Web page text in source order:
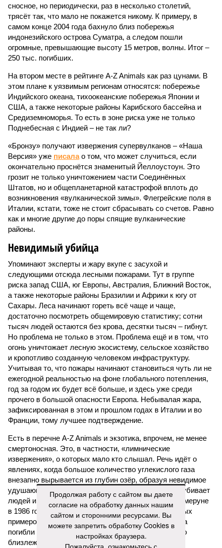
сносное, но периодически, раз в несколько столетий,
трясёт так, что мало не покажется никому. К примеру, в
самом конце 2004 года бахнуло близ побережья
индонезийского острова Суматра, а следом пошли
огромные, превышающие высоту 15 метров, волны. Итог –
250 тыс. погибших.
На втором месте в рейтинге A-Z Animals как раз цунами. В
этом плане к уязвимым регионам относятся: побережье
Индийского океана, тихо­океанские побережья Японии и
США, а также некоторые районы Карибского бассейна и
Средиземноморья. То есть в зоне риска уже не только
Поднебесная с Индией – не так ли?
«Бронзу» получают извержения супервулканов – «Наша
Версия» уже писалао том, что может случиться, если
окончательно проснётся знаменитый Йеллоустоун. Это
грозит не только уничтожением части Соединённых
Штатов, но и общепланетарной катастрофой вплоть до
возникновения «вулканической зимы». Флегрейские поля в
Италии, кстати, тоже не стоит сбрасывать со счетов. Равно
как и многие другие до поры спящие вулканические
районы.
Невидимый убийца
Упоминают эксперты и жару вкупе с засухой и
следующими отсюда лесными пожарами. Тут в группе
риска запад США, юг Европы, Австралия, Ближний Восток,
а также некоторые районы Бразилии и Африки к югу от
Сахары. Леса начинают гореть всё чаще и чаще,
достаточно посмотреть общемировую статистику; сотни
тысяч людей остаются без крова, десятки тысяч – гибнут.
Но проблема не только в этом. Проблема ещё и в том, что
огонь уничтожает лесную экосистему, сельское хозяйство
и кропотливо созданную человеком инфраструктуру.
Учитывая то, что пожары начинают становиться чуть ли не
ежегодной реальностью на фоне глобального потепления,
год за годом их будет всё больше, и здесь уже среди
прочего в большой опасности Европа. Небывалая жара,
зафиксированная в этом и прошлом годах в Италии и во
Франции, тому лучшее подтверждение.
Есть в перечне A-Z Animals и экзотика, впрочем, не менее
смертоносная. Это, в частности, «лимнические
извержения», о которых мало кто слышал. Речь идёт о
явлениях, когда большое количество углекислого газа
внезапно вырывается из глубин озёр, образуя невидимое
удушающее газовое облако, которое безжалостно убивает
людей и животных. Катастрофа на озере Ньос в Камеруне
в 1986 году остаётся одним из наиболее чудовищных
примеров: более 1700 человек и тысячи голов скота
погибли из-за внезапного выброса CO₂, накрывшего
близлежащие деревни.
Продолжая работу с сайтом вы даете
согласие на обработку данных нашим
сайтом и сторонними ресурсами. Вы
можете запретить обработку Cookies в
настройках браузера.
Пожалуйста, ознакомьтесь с